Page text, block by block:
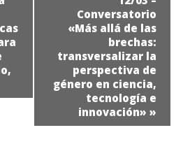
Conversatorio
«Más allá de las
brechas:
transversalizar la
perspectiva de
género en ciencia,
tecnología e
innovación» »